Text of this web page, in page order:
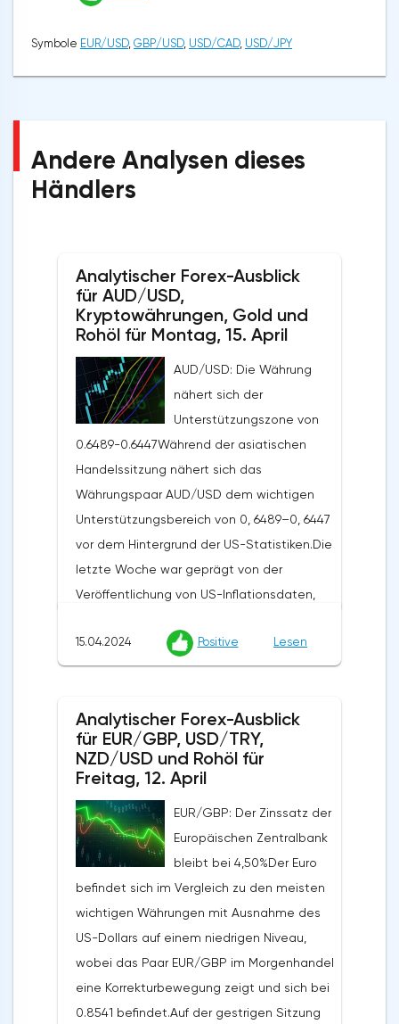
Symbole EUR/USD, GBP/USD, USD/CAD, USD/JPY
Andere Analysen dieses
Händlers
Analytischer Forex-Ausblick
für AUD/USD,
Kryptowährungen, Gold und
Rohöl für Montag, 15. April
AUD/USD: Die Währung
nähert sich der
Unterstützungszone von
0.6489-0.6447Während der asiatischen
Handelssitzung nähert sich das
Währungspaar AUD/USD dem wichtigen
Unterstützungsbereich von 0, 6489–0, 6447
vor dem Hintergrund der US-Statistiken.Die
letzte Woche war geprägt von der
Veröffentlichung von US-Inflationsdaten,
dem Markt beitrugen. Der US-
Verbraucherpreisindex stieg im März
Erwartungen der Analysten von 0,3% und
der jährliche Index lag bei 3,5%, ebenfalls
über den prognostizierten 3,4%. Der
Vorjahr um 2,1% von den vorherigen 1,6%,
obwohl Analysten einen Anstieg auf 2,2%
erwartet hatten, während der monatliche
Index von 0,6% auf 0,2% zurückging und die
Prognosen von 0,3% übertraf. Die zugrunde
liegende Inflationsrate stieg von 2,1% auf
2,4%, während die Prognose bei 2,3% lag.
Diese Daten verstärkten die Zweifel an der
Bereitschaft der Federal Reserve, den
15.04.2024 Positive Lesen
Analytischer Forex-Ausblick
für EUR/GBP, USD/TRY,
NZD/USD und Rohöl für
Freitag, 12. April
EUR/GBP: Der Zinssatz der
Europäischen Zentralbank
bleibt bei 4,50%Der Euro
befindet sich im Vergleich zu den meisten
wichtigen Währungen mit Ausnahme des
US-Dollars auf einem niedrigen Niveau,
wobei das Paar EUR/GBP im Morgenhandel
eine Korrekturbewegung zeigt und sich bei
0.8541 befindet.Auf der gestrigen Sitzung